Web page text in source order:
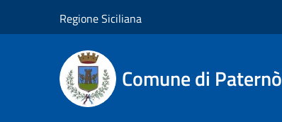
Regione Siciliana
Comune di Paternò